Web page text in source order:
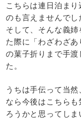
こちらは連日泊ま
のも言えませんでし
そして、そんな義
た際に「わざわざ
の菓子折りまで手
た。
うちは手伝って当
なら今後はこちら
ろうかと思ってしま